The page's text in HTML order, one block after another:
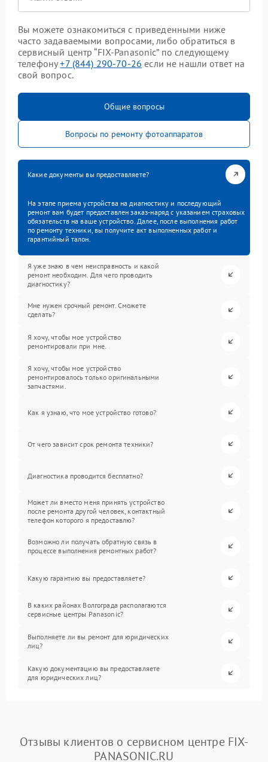
Вы можете ознакомиться с приведенными ниже
часто задаваемыми вопросами, либо обратиться в
сервисный центр “FIX-Panasonic” по следующему
телефону+7 (844) 290-70-26 если не нашли ответ на
свой вопрос.
Общие вопросы
Вопросы по ремонту фотоаппаратов
Какие документы вы предоставляете?
На этапе приема устройства на диагностику и последующий
ремонт вам будет предоставлен заказ-наряд с указанием страховых
обязательств на ваше устройство. Далее, после выполнения работ
по ремонту техники, вы получите акт выполненных работ и
гарантийный талон.
Я уже знаю в чем неисправность и какой
ремонт необходим. Для чего проводить
диагностику?
Мне нужен срочный ремонт. Сможете
сделать?
Я хочу, чтобы мое устройство
ремонтировали при мне.
Я хочу, чтобы мое устройство
ремонтировалось только оригинальными
запчастями.
Как я узнаю, что мое устройство готово?
От чего зависит срок ремонта техники?
Диагностика проводится бесплатно?
Может ли вместо меня принять устройство
после ремонта другой человек, контактный
телефон которого я предоставлю?
Возможно ли получать обратную связь в
процессе выполнения ремонтных работ?
Какую гарантию вы предоставляете?
В каких районах Волгограда располагаются
сервисные центры Panasonic?
Выполняете ли вы ремонт для юридических
лиц?
Какую документацию вы предоставляете
для юридических лиц?
Отзывы клиентов о сервисном центре FIX-
PANASONIC.RU